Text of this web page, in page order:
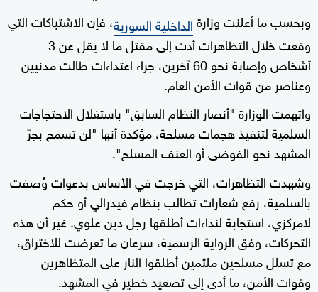
وبحسب ما أعلنت وزارةالداخلية السورية، فإن الاشتباكات التي
وقعت خلال التظاهرات أدت إلى مقتل ما لا يقل عن 3
أشخاص وإصابة نحو 60 آخرين، جراء اعتداءات طالت مدنيين
وعناصر من قوات الأمن العام.
واتهمت الوزارة "أنصار النظام السابق" باستغلال الاحتجاجات
السلمية لتنفيذ هجمات مسلحة، مؤكدة أنها "لن تسمح بجرّ
المشهد نحو الفوضى أو العنف المسلح".
وشهدت التظاهرات، التي خرجت في الأساس بدعوات وُصفت
بالسلمية، رفع شعارات تطالب بنظام فيدرالي أو حكم
لامركزي، استجابة لنداءات أطلقها رجل دين علوي. غير أن هذه
التحركات، وفق الرواية الرسمية، سرعان ما تعرضت للاختراق،
مع تسلل مسلحين ملثمين أطلقوا النار على المتظاهرين
وقوات الأمن، ما أدى إلى تصعيد خطير في المشهد.